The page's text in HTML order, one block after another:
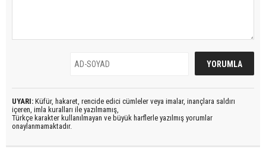
UYARI: Küfür, hakaret, rencide edici cümleler veya imalar, inançlara saldırı
içeren, imla kuralları ile yazılmamış,
Türkçe karakter kullanılmayan ve büyük harflerle yazılmış yorumlar
onaylanmamaktadır.